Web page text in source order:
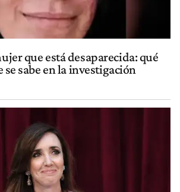
que está desaparecida: qué
sabe en la investigación